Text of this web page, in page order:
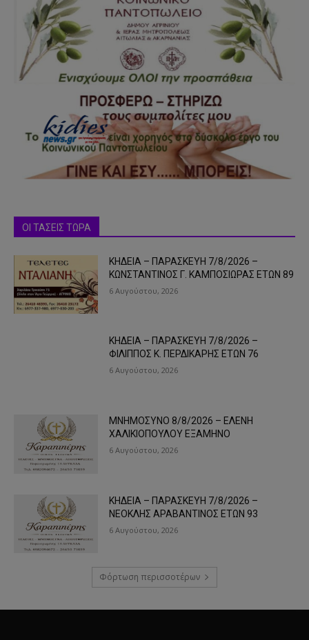
ΟΙ ΤΑΣΕΙΣ ΤΩΡΑ
ΚΗΔΕΙΑ – ΠΑΡΑΣΚΕΥΗ 7/8/2026 –
ΚΩΝΣΤΑΝΤΙΝΟΣ Γ. ΚΑΜΠΟΣΙΩΡΑΣ ΕΤΩΝ 89
6 Αυγούστου, 2026
ΚΗΔΕΙΑ – ΠΑΡΑΣΚΕΥΗ 7/8/2026 –
ΦΙΛΙΠΠΟΣ Κ. ΠΕΡΔΙΚΑΡΗΣ ΕΤΩΝ 76
6 Αυγούστου, 2026
ΜΝΗΜΟΣΥΝΟ 8/8/2026 – ΕΛΕΝΗ
ΧΑΛΙΚΙΟΠΟΥΛΟΥ ΕΞΑΜΗΝΟ
6 Αυγούστου, 2026
ΚΗΔΕΙΑ – ΠΑΡΑΣΚΕΥΗ 7/8/2026 –
ΝΕΟΚΛΗΣ ΑΡΑΒΑΝΤΙΝΟΣ ΕΤΩΝ 93
6 Αυγούστου, 2026
Φόρτωση περισσοτέρων